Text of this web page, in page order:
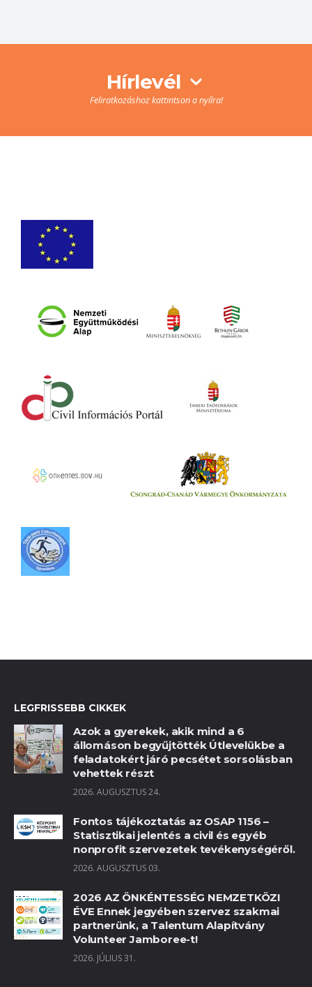
Hírlevél
Feliratkozáshoz kattintson a nyílra!
LEGFRISSEBB CIKKEK
Azok a gyerekek, akik mind a 6
állomáson begyűjtötték Útlevelükbe a
feladatokért járó pecsétet sorsolásban
vehettek részt
2026. AUGUSZTUS 24.
Fontos tájékoztatás az OSAP 1156 –
Statisztikai jelentés a civil és egyéb
nonprofit szervezetek tevékenységéről.
2026. AUGUSZTUS 03.
2026 AZ ÖNKÉNTESSÉG NEMZETKÖZI
ÉVE Ennek jegyében szervez szakmai
partnerünk, a Talentum Alapítvány
Volunteer Jamboree-t!
2026. JÚLIUS 31.